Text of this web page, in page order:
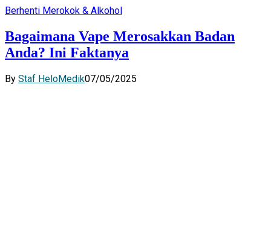
Berhenti Merokok & Alkohol
Bagaimana Vape Merosakkan Badan
Anda? Ini Faktanya
By Staf HeloMedik07/05/2025